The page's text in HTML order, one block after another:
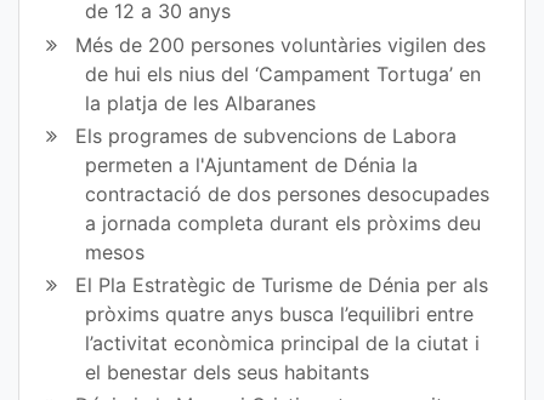
de 12 a 30 anys
Més de 200 persones voluntàries vigilen des
de hui els nius del ‘Campament Tortuga’ en
la platja de les Albaranes
Els programes de subvencions de Labora
permeten a l'Ajuntament de Dénia la
contractació de dos persones desocupades
a jornada completa durant els pròxims deu
mesos
El Pla Estratègic de Turisme de Dénia per als
pròxims quatre anys busca l’equilibri entre
l’activitat econòmica principal de la ciutat i
el benestar dels seus habitants